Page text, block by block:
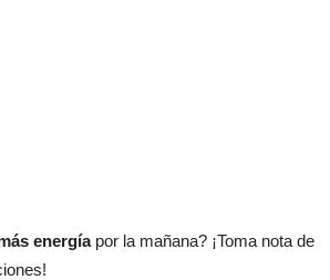
energíapor la mañana? ¡Toma nota de